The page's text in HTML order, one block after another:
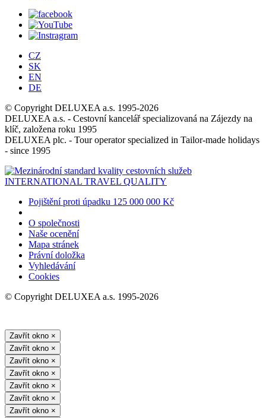
CZ
SK
EN
DE
© Copyright DELUXEA a.s. 1995-2026
DELUXEA a.s. - Cestovní kancelář specializovaná na Zájezdy na
klíč, založena roku 1995
DELUXEA plc. - Tour operator specialized in Tailor-made holidays
- since 1995
INTERNATIONAL TRAVEL QUALITY
Pojištění proti úpadku 125 000 000 Kč
O společnosti
Naše ocenění
Mapa stránek
Právní doložka
Vyhledávání
Cookies
© Copyright DELUXEA a.s. 1995-2026
Zavřít okno ×
Zavřít okno ×
Zavřít okno ×
Zavřít okno ×
Zavřít okno ×
Zavřít okno ×
Zavřít okno ×